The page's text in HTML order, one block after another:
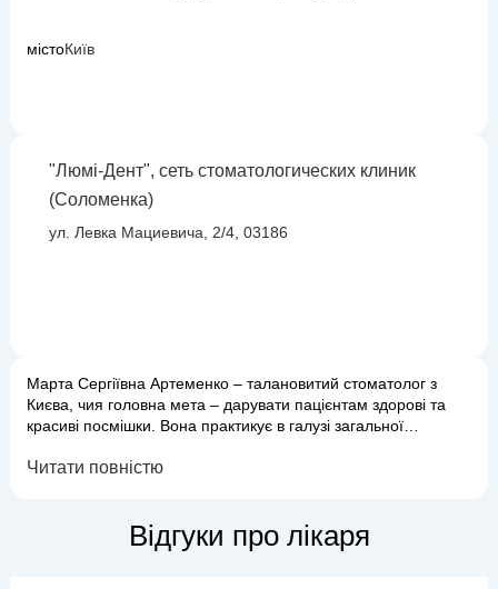
містоКиїв
"Люмі-Дент", сеть стоматологических клиник
(Соломенка)
ул. Левка Мациевича, 2/4, 03186
Марта Сергіївна Артеменко – талановитий стоматолог з
Києва, чия головна мета – дарувати пацієнтам здорові та
красиві посмішки. Вона практикує в галузі загальної
профілактичних оглядів та професійної гігієни до лікування
Читати повністю
Відгуки про лікаря